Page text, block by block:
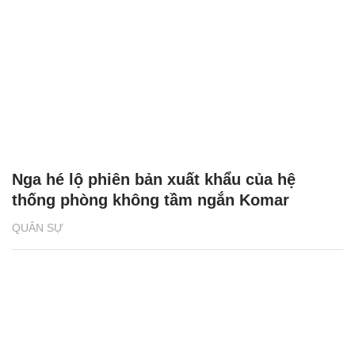
QUÂN SỰ
Nga hé lộ phiên bản xuất khẩu của hệ
thống phòng không tầm ngắn Komar